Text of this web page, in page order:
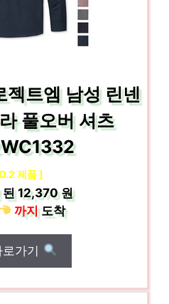
젝트엠 남성 린넨
풀오버 셔츠
제품 ]
된12,370 원
까지도착
가기